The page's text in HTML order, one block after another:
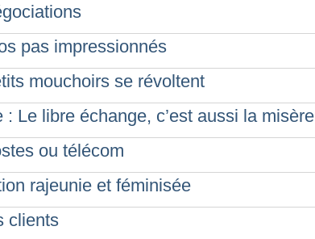
pas impressionnés
mouchoirs se révoltent
Le libre échange, c’est aussi la misère
ou télécom
rajeunie et féminisée
clients